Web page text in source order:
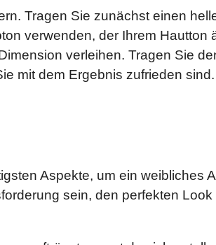
Tragen Sie zunächst einen
verwenden, der Ihrem
verleihen. Tragen Sie
mit dem Ergebnis zufrieden
Aspekte, um ein weibliches
sein, den perfekten